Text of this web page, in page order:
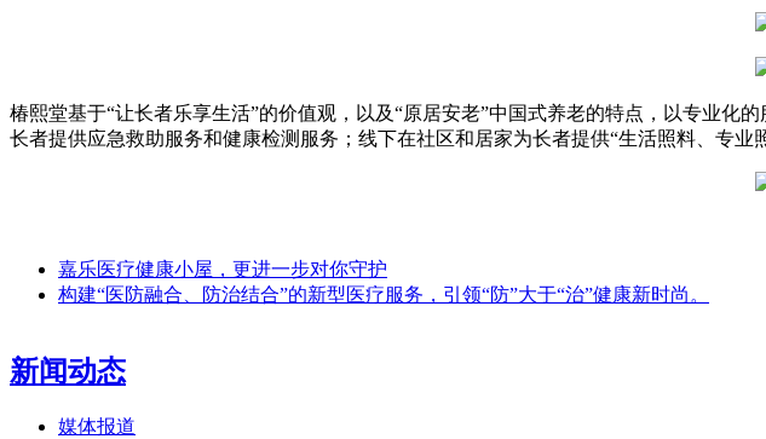
椿熙堂基于“让长者乐享生活”的价值观，以及“原居安老”中国式养老的特点，以专业
长者提供应急救助服务和健康检测服务；线下在社区和居家为长者提供“生活照料、专业
嘉乐医疗健康小屋，更进一步对你守护
构建“医防融合、防治结合”的新型医疗服务，引领“防”大于“治”健康新时尚。
新闻动态
媒体报道